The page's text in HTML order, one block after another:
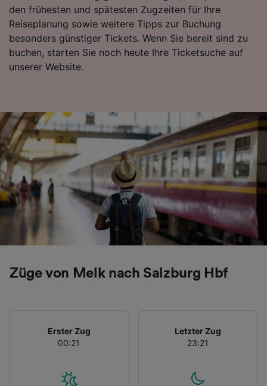
den frühesten und spätesten Zugzeiten für Ihre
Reiseplanung sowie weitere Tipps zur Buchung
besonders günstiger Tickets. Wenn Sie bereit sind zu
buchen, starten Sie noch heute Ihre Ticketsuche auf
unserer Website.
Züge von Melk nach Salzburg Hbf
Erster Zug
00:21
Letzter Zug
23:21
Folgendes bereitzustellen:
Verwendung genauer Standortdaten.
Endgeräteeigenschaften zur Identifikation
aktiv abfragen. Speichern von oder Zugriff auf
Informationen auf einem Endgerät.
Personalisierte Werbung und Inhalte, Messung
Angeboten.
Liste der Partner (Lieferanten)